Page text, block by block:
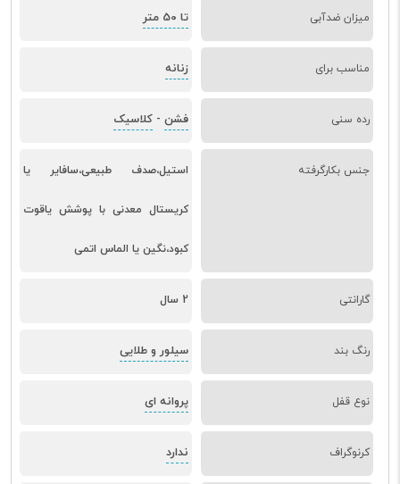
میزان ضدآبی تا 50 متر
مناسب برای زنانه
رده سنی فشن - کلاسیک
جنس بکارگرفته استیل،صدف طبیعی،سافایر یا
کریستال معدنی با پوشش یاقوت
کبود،نگین یا الماس اتمی
گارانتی 2 سال
رنگ بند سیلور و طلایی
نوع قفل پروانه ای
کرنوگراف ندارد